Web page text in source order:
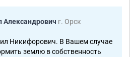
Александрович г. Орск
Никифорович. В Вашем случае
землю в собственность